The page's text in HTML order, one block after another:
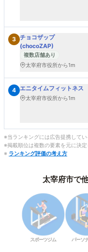
3 チョコザップ
(chocoZAP)
複数店舗あり
太宰府市役所から1m
4 エニタイムフィットネス
太宰府市役所から1m
※当ランキングには広告提携してい
※掲載順位は複数の要素を元に決定
※ ランキング評価の考え方
太宰府市で
スポーツジム パーソ